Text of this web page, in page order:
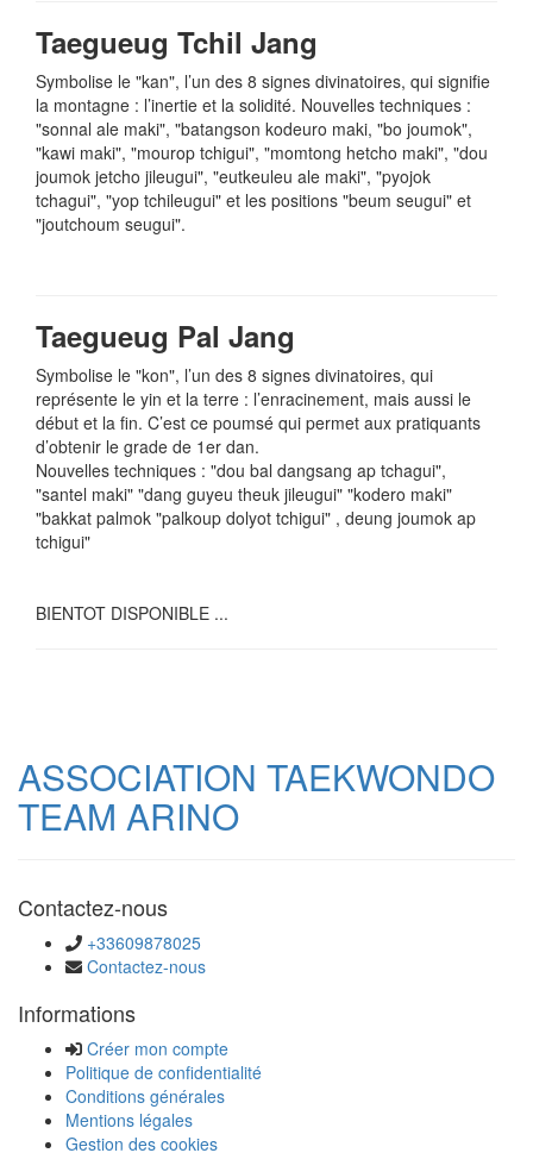
Taegueug Tchil Jang
Symbolise le "kan", l’un des 8 signes divinatoires, qui signifie
la montagne : l’inertie et la solidité. Nouvelles techniques :
"sonnal ale maki", "batangson kodeuro maki, "bo joumok",
"kawi maki", "mourop tchigui", "momtong hetcho maki", "dou
joumok jetcho jileugui", "eutkeuleu ale maki", "pyojok
tchagui", "yop tchileugui" et les positions "beum seugui" et
"joutchoum seugui".
Taegueug Pal Jang
Symbolise le "kon", l’un des 8 signes divinatoires, qui
représente le yin et la terre : l’enracinement, mais aussi le
début et la fin. C’est ce poumsé qui permet aux pratiquants
d’obtenir le grade de 1er dan.
Nouvelles techniques : "dou bal dangsang ap tchagui",
"santel maki" "dang guyeu theuk jileugui" "kodero maki"
"bakkat palmok "palkoup dolyot tchigui" , deung joumok ap
tchigui"
BIENTOT DISPONIBLE ...
ASSOCIATION TAEKWONDO
TEAM ARINO
Contactez-nous
+33609878025
Contactez-nous
Informations
Créer mon compte
Politique de confidentialité
Conditions générales
Mentions légales
Gestion des cookies